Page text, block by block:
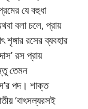
যে বহুধা
বলা চলে, প্রায়
রসের ব্যবহার
রস প্রায়
তেমন
পদ। শাক্ত
‘বাৎসল্যরসই